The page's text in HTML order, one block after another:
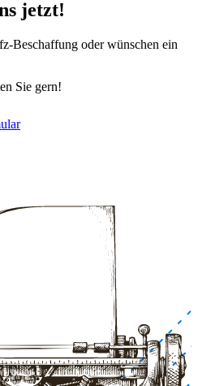
jetzt!
Beschaffung oder wünschen ein
Sie gern!